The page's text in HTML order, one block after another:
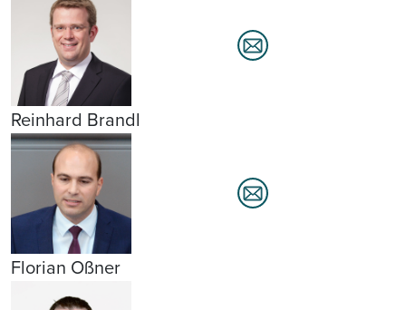
Reinhard Brandl
Florian Oßner